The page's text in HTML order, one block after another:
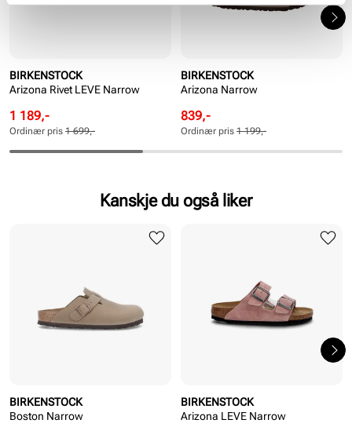
BIRKENSTOCK
Arizona Rivet LEVE Narrow
Rabattert
pris
Pris
1 189,-
Ordinær
pris
Pris
Ordinær pris 1 699,-
BIRKENSTOCK
Arizona Narrow
Rabattert
pris
Pris
839,-
Ordinær
pris
Pris
Ordinær pris 1 199,-
Kanskje du også liker
BIRKENSTOCK
Boston Narrow
BIRKENSTOCK
Arizona LEVE Narrow